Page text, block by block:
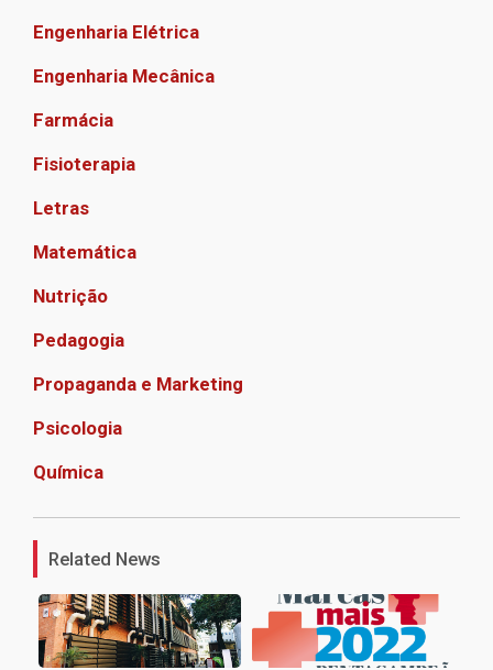
Engenharia Elétrica
Engenharia Mecânica
Farmácia
Fisioterapia
Letras
Matemática
Nutrição
Pedagogia
Propaganda e Marketing
Psicologia
Química
Related News